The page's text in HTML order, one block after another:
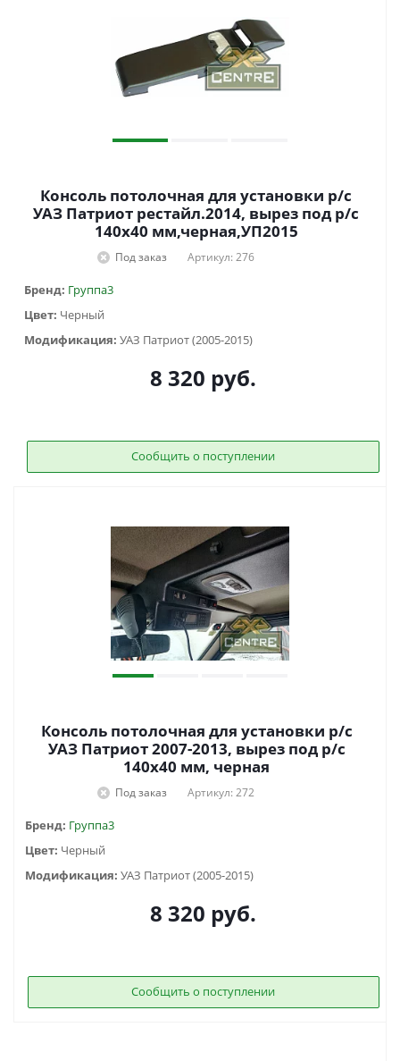
Консоль потолочная для установки р/c
УАЗ Патриот рестайл.2014, вырез под р/c
140х40 мм,черная,УП2015
Под заказ Артикул: 276
Бренд: Группа3
Цвет: Черный
Модификация: УАЗ Патриот (2005-2015)
8 320 руб.
Сообщить о поступлении
Консоль потолочная для установки р/c
УАЗ Патриот 2007-2013, вырез под р/c
140х40 мм, черная
Под заказ Артикул: 272
Бренд: Группа3
Цвет: Черный
Модификация: УАЗ Патриот (2005-2015)
8 320 руб.
Сообщить о поступлении